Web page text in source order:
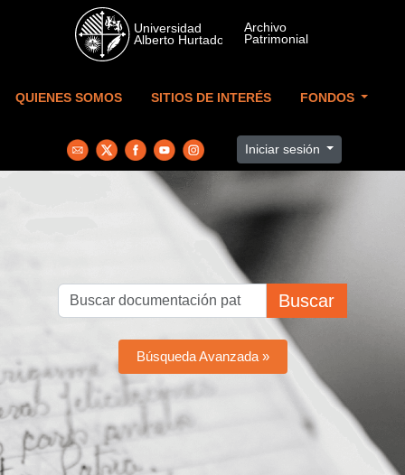
Skip to main content
QUIENES SOMOS SITIOS DE INTERÉS FONDOS
Iniciar sesión
Buscar
Búsqueda Avanzada »